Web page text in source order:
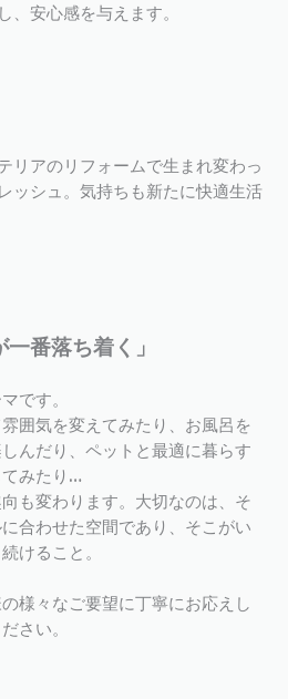
、安心感を与えます。
リアのリフォームで生まれ変わっ
ッシュ。気持ちも新たに快適生活
一番落ち着く」
です。
囲気を変えてみたり、お風呂を
んだり、ペットと最適に暮らす
みたり…
も変わります。大切なのは、そ
合わせた空間であり、そこがい
けること。
様々なご要望に丁寧にお応えし
さい。